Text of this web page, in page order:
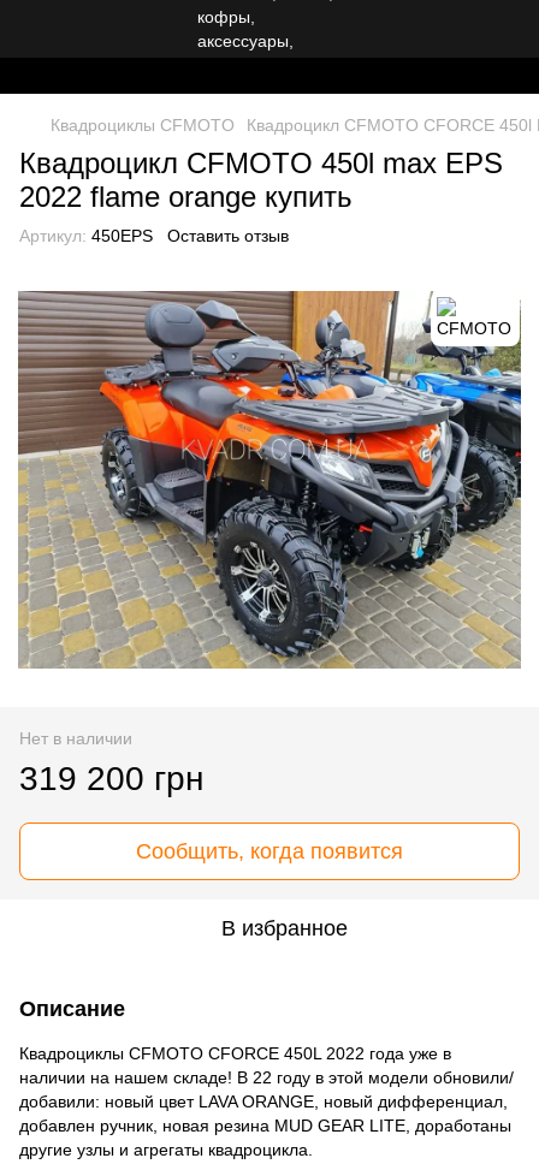
Квадроциклы CFMOTO Квадроцикл CFMOTO CFORCE
Квадроцикл CFMOTO 450l max EPS
2022 flame orange купить
Артикул: 450EPS Оставить отзыв
Нет в наличии
319 200 грн
Сообщить, когда появится
В избранное
Описание
Квадроциклы CFMOTO CFORCE 450L 2022 года уже в
наличии на нашем складе! В 22 году в этой модели обновили/
добавили: новый цвет LAVA ORANGE, новый дифференциал,
добавлен ручник, новая резина MUD GEAR LITE, доработаны
другие узлы и агрегаты квадроцикла.